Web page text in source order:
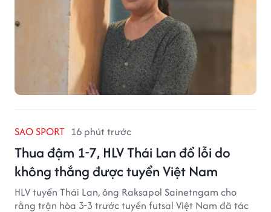
SAO SPORT 16 phút trước
Thua đậm 1-7, HLV Thái Lan đổ lỗi do
không thắng được tuyển Việt Nam
HLV tuyển Thái Lan, ông Raksapol Sainetngam cho
rằng trận hòa 3-3 trước tuyển futsal Việt Nam đã tác